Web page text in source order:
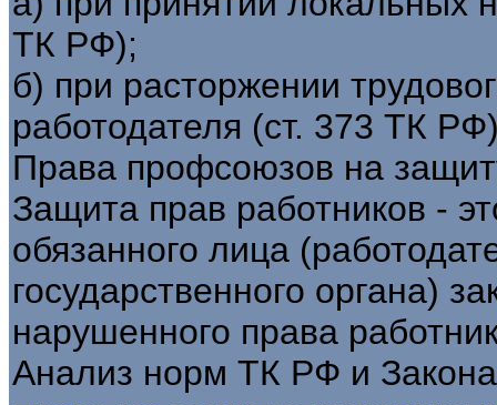
ТК РФ);
б) при расторжении
работодателя (ст. 373 ТК
Права профсоюзов на
Защита прав работников -
обязанного лица
государственного органа)
нарушенного права
Анализ норм ТК РФ и